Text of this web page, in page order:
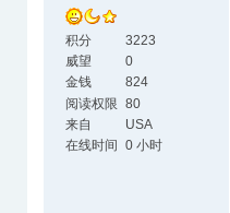
积分
3223
威望
0
金钱
824
阅读权限 80
来自
USA
在线时间
0 小时